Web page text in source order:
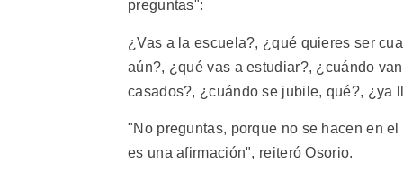
preguntas":
¿Vas a la escuela?, ¿qué quieres ser
aún?, ¿qué vas a estudiar?, ¿cuándo
casados?, ¿cuándo se jubile, qué?, ¿ya
"No preguntas, porque no se hacen en
es una afirmación", reiteró Osorio.